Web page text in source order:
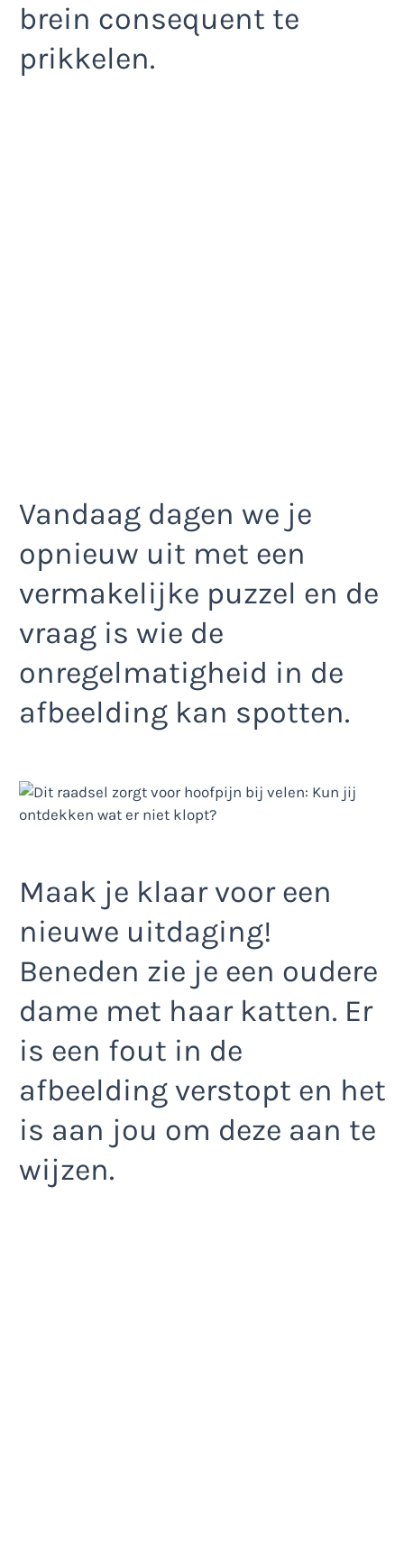
brein consequent te
prikkelen.
Vandaag dagen we je
opnieuw uit met een
vermakelijke puzzel en de
vraag is wie de
onregelmatigheid in de
afbeelding kan spotten.
Maak je klaar voor een
nieuwe uitdaging!
Beneden zie je een oudere
dame met haar katten. Er
is een fout in de
afbeelding verstopt en het
is aan jou om deze aan te
wijzen.